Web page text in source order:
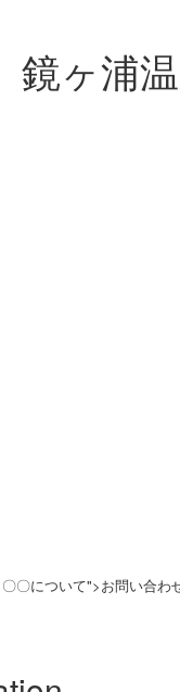
鏡ヶ浦
〇について">お問い合わ